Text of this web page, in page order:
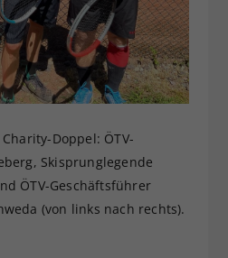
Doppel: ÖTV-
Skisprunglegende
ÖTV-Geschäftsführer
(von links nach rechts).